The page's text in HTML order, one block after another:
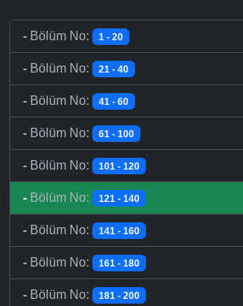
- Bölüm No: 1 - 20
- Bölüm No: 21 - 40
- Bölüm No: 41 - 60
- Bölüm No: 61 - 100
- Bölüm No: 101 - 120
- Bölüm No: 121 - 140
- Bölüm No: 141 - 160
- Bölüm No: 161 - 180
- Bölüm No: 181 - 200